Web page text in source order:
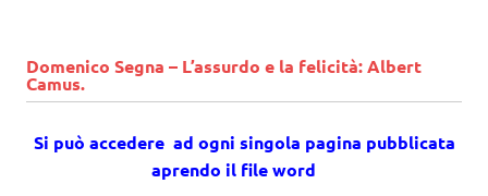
Domenico Segna – L’assurdo e la felicità: Albert
Camus.
Si può accedere ad ogni singola pagina pubblicata
aprendo il file word